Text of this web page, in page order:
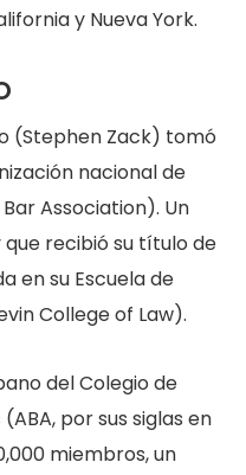
y Nueva York.
(Stephen Zack) tomó
nacional de
Association). Un
recibió su título de
en su Escuela de
College of Law).
del Colegio de
por sus siglas en
miembros, un